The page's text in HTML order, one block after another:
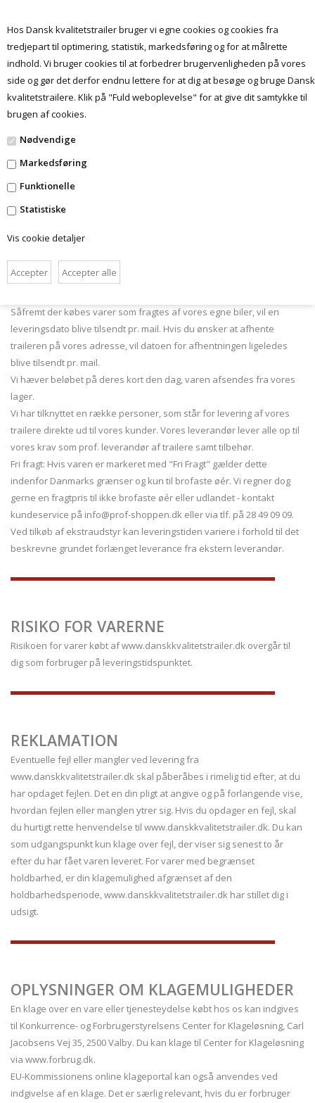
Hos Dansk kvalitetstrailer bruger vi egne cookies og cookies fra
tredjepart til optimering, statistik, markedsføring og for at målrette
indhold. Vi bruger cookies til at forbedrer brugervenligheden på vores
side og gør det derfor endnu lettere for at dig at besøge og bruge Dansk
kvalitetstrailere. Klik på "Fuld weboplevelse" for at give dit samtykke til
brugen af cookies.
Nødvendige
Markedsføring
Funktionelle
Statistiske
Vis cookie detaljer
Menu
BETINGELSER
LEVERING
Levering af varer fra www.danskkvalitetstrailer.dk anses for sket,
når forbrugeren har fået varen udleveret. Forsendelsen af varer
Leveringstid oplyses ved køb eller umiddelbart herefter.
Der vil være forskellige leveringstider på de enkelte produkter men
som hovedregel vil lager varen blive sendt samme- eller først
Såfremt der købes varer som fragtes af vores egne biler, vil en
leveringsdato blive tilsendt pr. mail. Hvis du ønsker at afhente
traileren på vores adresse, vil datoen for afhentningen ligeledes
blive tilsendt pr. mail.
Vi hæver beløbet på deres kort den dag, varen afsendes fra vores
lager.
Vi har tilknyttet en række personer, som står for levering af vores
trailere direkte ud til vores kunder. Vores leverandør lever alle op til
vores krav som prof. leverandør af trailere samt tilbehør.
Fri fragt: Hvis varen er markeret med "Fri Fragt" gælder dette
indenfor Danmarks grænser og kun til brofaste øér. Vi regner dog
gerne en fragtpris til ikke brofaste øér eller udlandet - kontakt
kundeservice på info@prof-shoppen.dk eller via tlf. på 28 49 09 09.
​Ved tilkøb af ekstraudstyr kan leveringstiden variere i forhold til det
beskrevne grundet forlænget leverance fra ekstern leverandør.
RISIKO FOR VARERNE
Risikoen for varer købt af www.danskkvalitetstrailer.dk overgår til
dig som forbruger på leveringstidspunktet.
REKLAMATION
Eventuelle fejl eller mangler ved levering fra
www.danskkvalitetstrailer.dk skal påberåbes i rimelig tid efter, at du
har opdaget fejlen. Det en din pligt at angive og på forlangende vise,
hvordan fejlen eller manglen ytrer sig. Hvis du opdager en fejl, skal
du hurtigt rette henvendelse til www.danskkvalitetstrailer.dk. Du kan
som udgangspunkt kun klage over fejl, der viser sig senest to år
efter du har fået varen leveret. For varer med begrænset
holdbarhed, er din klagemulighed afgrænset af den
holdbarhedsperiode, www.danskkvalitetstrailer.dk har stillet dig i
udsigt.
OPLYSNINGER OM KLAGEMULIGHEDER
En klage over en vare eller tjenesteydelse købt hos os kan indgives
til Konkurrence- og Forbrugerstyrelsens Center for Klageløsning, Carl
Jacobsens Vej 35, 2500 Valby. Du kan klage til Center for Klageløsning
via www.forbrug.dk.
EU-Kommissionens online klageportal kan også anvendes ved
indgivelse af en klage. Det er særlig relevant, hvis du er forbruger